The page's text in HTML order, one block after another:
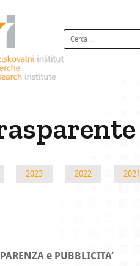
i
a
2023 2022 2021
e PUBBLICITA’